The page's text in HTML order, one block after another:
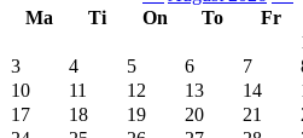
Ma
Ti On To Fr
3
4 5 6 7
10
11 12 13 14
17
18 19 20 21